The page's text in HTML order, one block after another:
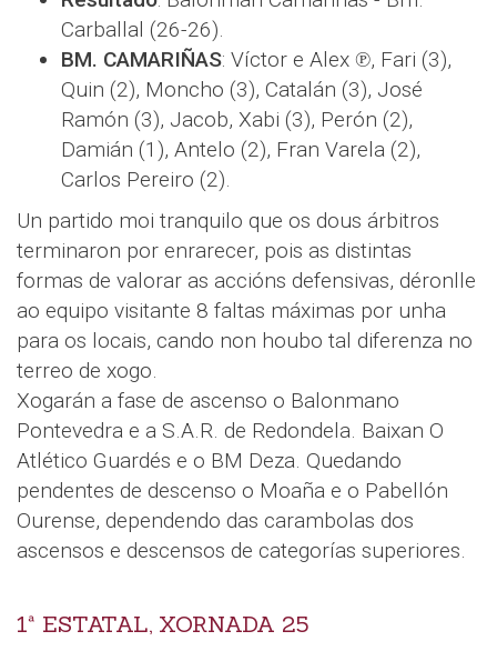
Carballal (26-26).
BM. CAMARIÑAS: Víctor e Alex ℗, Fari (3),
Quin (2), Moncho (3), Catalán (3), José
Ramón (3), Jacob, Xabi (3), Perón (2),
Damián (1), Antelo (2), Fran Varela (2),
Carlos Pereiro (2).
Un partido moi tranquilo que os dous árbitros
terminaron por enrarecer, pois as distintas
formas de valorar as accións defensivas, déronlle
ao equipo visitante 8 faltas máximas por unha
para os locais, cando non houbo tal diferenza no
terreo de xogo.
Xogarán a fase de ascenso o Balonmano
Pontevedra e a S.A.R. de Redondela. Baixan O
Atlético Guardés e o BM Deza. Quedando
pendentes de descenso o Moaña e o Pabellón
Ourense, dependendo das carambolas dos
ascensos e descensos de categorías superiores.
1ª ESTATAL, XORNADA 25